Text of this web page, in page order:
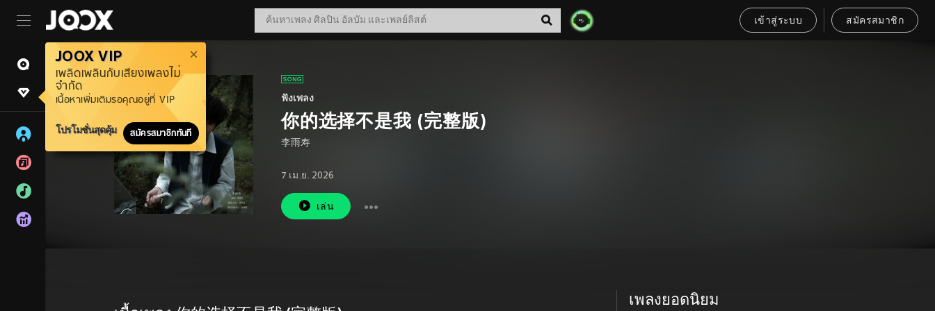
เข้าสู่ระบบ สมัครสมาชิก
JOOX VIP
เพลิดเพลินกับเสียงเพลงไม่
จำกัด
เนื้อหาเพิ่มเติมรอคุณอยู่ที่ VIP
โปรโมชั่นสุดคุ้ม สมัครสมาชิกทันที
ฟังเพลง
你的选择不是我 (完整版)
李雨寿
7 เม.ย. 2026
เล่น
เพลงยอดนิยม